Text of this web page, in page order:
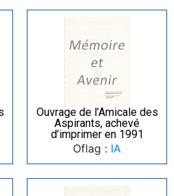
Ouvrage de l’Amicale des
Aspirants, achevé
d’imprimer en 1991
Oflag : IA